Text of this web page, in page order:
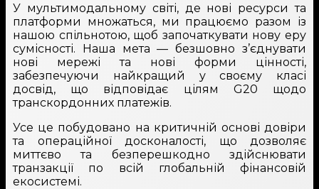
У мультимодальному світі, де нові ресурси та
платформи множаться, ми працюємо разом із
нашою спільнотою, щоб започаткувати нову еру
сумісності. Наша мета — безшовно з’єднувати
нові мережі та нові форми цінності,
забезпечуючи найкращий у своєму класі
досвід, що відповідає цілям G20 щодо
транскордонних платежів.
Усе це побудовано на критичній основі довіри
та операційної досконалості, що дозволяє
миттєво та безперешкодно здійснювати
транзакції по всій глобальній фінансовій
екосистемі.